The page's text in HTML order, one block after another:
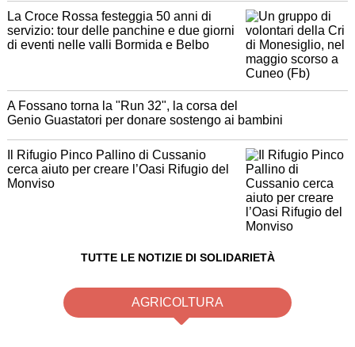
La Croce Rossa festeggia 50 anni di
servizio: tour delle panchine e due giorni
di eventi nelle valli Bormida e Belbo
A Fossano torna la "Run 32", la corsa del
Genio Guastatori per donare sostengo ai bambini
Il Rifugio Pinco Pallino di Cussanio
cerca aiuto per creare l’Oasi Rifugio del
Monviso
TUTTE LE NOTIZIE DI SOLIDARIETÀ
AGRICOLTURA